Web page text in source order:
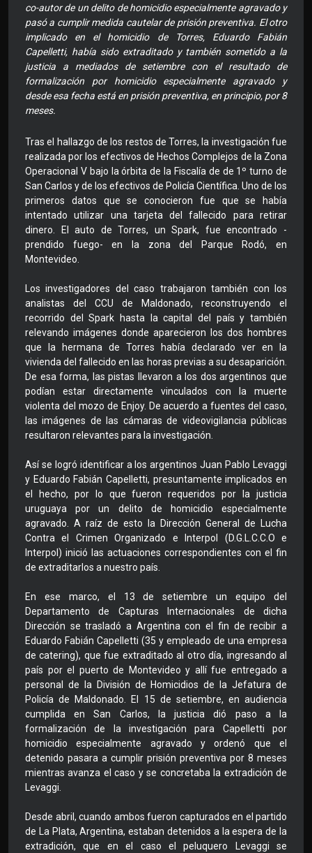
co-autor de un delito de homicidio especialmente agravado y
pasó a cumplir medida cautelar de prisión preventiva. El otro
implicado en el homicidio de Torres, Eduardo Fabián
Capelletti, había sido extraditado y también sometido a la
justicia a mediados de setiembre con el resultado de
formalización por homicidio especialmente agravado y
desde esa fecha está en prisión preventiva, en principio, por 8
meses.
Tras el hallazgo de los restos de Torres, la investigación fue
realizada por los efectivos de Hechos Complejos de la Zona
Operacional V bajo la órbita de la Fiscalía de de 1º turno de
San Carlos y de los efectivos de Policía Científica. Uno de los
primeros datos que se conocieron fue que se había
intentado utilizar una tarjeta del fallecido para retirar
dinero. El auto de Torres, un Spark, fue encontrado -
prendido fuego- en la zona del Parque Rodó, en
Montevideo.
Los investigadores del caso trabajaron también con los
analistas del CCU de Maldonado, reconstruyendo el
recorrido del Spark hasta la capital del país y también
relevando imágenes donde aparecieron los dos hombres
que la hermana de Torres había declarado ver en la
vivienda del fallecido en las horas previas a su desaparición.
De esa forma, las pistas llevaron a los dos argentinos que
podían estar directamente vinculados con la muerte
violenta del mozo de Enjoy. De acuerdo a fuentes del caso,
las imágenes de las cámaras de videovigilancia públicas
resultaron relevantes para la investigación.
Así se logró identificar a los argentinos Juan Pablo Levaggi
y Eduardo Fabián Capelletti, presuntamente implicados en
el hecho, por lo que fueron requeridos por la justicia
uruguaya por un delito de homicidio especialmente
agravado. A raíz de esto la Dirección General de Lucha
Contra el Crimen Organizado e Interpol (D.G.L.C.C.O e
Interpol) inició las actuaciones correspondientes con el fin
de extraditarlos a nuestro país.
En ese marco, el 13 de setiembre un equipo del
Departamento de Capturas Internacionales de dicha
Dirección se trasladó a Argentina con el fin de recibir a
Eduardo Fabián Capelletti (35 y empleado de una empresa
de catering), que fue extraditado al otro día, ingresando al
país por el puerto de Montevideo y allí fue entregado a
personal de la División de Homicidios de la Jefatura de
Policía de Maldonado. El 15 de setiembre, en audiencia
cumplida en San Carlos, la justicia dió paso a la
formalización de la investigación para Capelletti por
homicidio especialmente agravado y ordenó que el
detenido pasara a cumplir prisión preventiva por 8 meses
mientras avanza el caso y se concretaba la extradición de
Levaggi.
Desde abril, cuando ambos fueron capturados en el partido
de La Plata, Argentina, estaban detenidos a la espera de la
extradición, que en el caso el peluquero Levaggi se